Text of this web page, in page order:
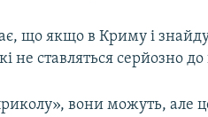
що якщо в Криму і
не ставляться серйозно
вони можуть, але